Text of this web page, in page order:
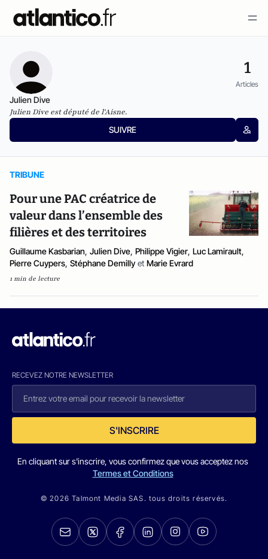
1
Articles
Julien Dive
Julien Dive est député de l'Aisne.
SUIVRE
TRIBUNE
Pour une PAC créatrice de
valeur dans l’ensemble des
filières et des territoires
Guillaume Kasbarian, Julien Dive, Philippe Vigier, Luc Lamirault,
Pierre Cuypers, Stéphane Demilly et Marie Evrard
1 min de lecture
RECEVEZ NOTRE NEWSLETTER
S'INSCRIRE
En cliquant sur s'inscrire, vous confirmez que vous acceptez nos
Termes et Conditions
© 2026 Talmont Media SAS. tous droits réservés.